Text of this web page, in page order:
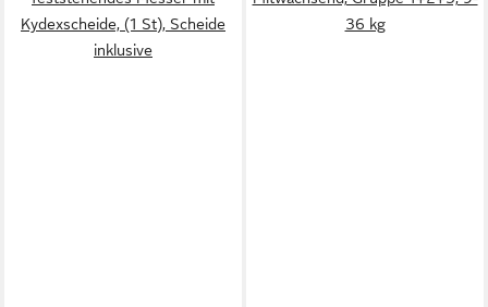
Kydexscheide, (1 St), Scheide
inklusive
36 kg